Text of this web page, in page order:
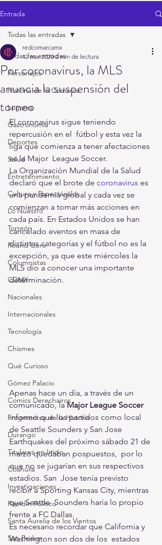
Entrada
Todas las entradas
Personajes
Historia de la Comarca
Lugares
Gastronomía
Deportes
Salud
Entretenimiento
Cultura y Espectáculos
Lo Nuestro
Torreón
Round Cero
Columnistas
CDMX
Nacionales
Internacionales
Tecnología
Chismes
Qué Curioso
Gómez Palacio
Comics Derechairos
Fragmentos de la Historia
Durango
Titulares en Inicio
Coahuila
Investigaciones
Rapidín Político
Santa Aurelia de los Vientos
San Pedro
Todas las entradas
Por coronavirus, la MLS
anuncia la suspensión del
torneo
redcomarcamx
12 mar 2020 2 min de lectura
El coronavirus sigue teniendo
repercusión en el  fútbol y esta vez la
liga que comienza a tener afectaciones
es la Major  League Soccer.
La Organización Mundial de la Salud
declaró que el brote de coronavirus es
una pandemia global y cada vez se
comienzan a tomar más acciones en
cada país. En Estados Unidos se han
cancelado eventos en masa de
distintas categorías y el fútbol no es la
excepción, ya que este miércoles la
MLS dio a conocer una importante
determinación.
Apenas hace un día, a través de un
comunicado, la Major League Soccer
informó que los partidos como local
de Seattle Sounders y San Jose
Earthquakes del próximo sábado 21 de
marzo quedaban pospuestos,  por lo
que no se jugarían en sus respectivos
estadios. San  Jose tenía previsto
recibir a Sporting Kansas City, mientras
que Seattle  Sounders haría lo propio
frente a FC Dallas.
Es necesario recordar que California y
Washington son dos de los  estados